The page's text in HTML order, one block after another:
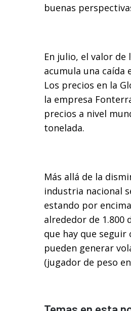
buenas
En julio, el valor
acumula una caída
Los precios en la
la empresa
precios a nivel
tonelada.
Más allá de la
industria nacional
estando por
alrededor de 1.800
que hay que
pueden generar
(jugador de peso